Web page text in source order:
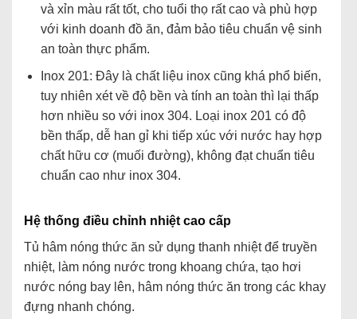
và xỉn màu rất tốt, cho tuổi thọ rất cao và phù hợp
với kinh doanh đồ ăn, đảm bảo tiêu chuẩn vệ sinh
an toàn thực phẩm.
Inox 201: Đây là chất liệu inox cũng khá phổ biến,
tuy nhiên xét về độ bền và tính an toàn thì lại thấp
hơn nhiều so với inox 304. Loại inox 201 có độ
bền thấp, dễ han gỉ khi tiếp xúc với nước hay hợp
chất hữu cơ (muối đường), không đạt chuẩn tiêu
chuẩn cao như inox 304.
Hệ thống điều chỉnh nhiệt cao cấp
Tủ hâm nóng thức ăn sử dụng thanh nhiệt để truyền
nhiệt, làm nóng nước trong khoang chứa, tạo hơi
nước nóng bay lên, hâm nóng thức ăn trong các khay
đựng nhanh chóng.